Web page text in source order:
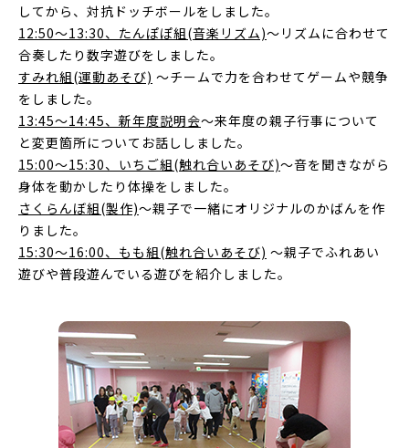
してから、対抗ドッチボールをしました。
12:50～13:30、たんぽぽ組(音楽リズム)～リズムに合わせて
合奏したり数字遊びをしました。
すみれ組(運動あそび) ～チームで力を合わせてゲームや競争
をしました。
13:45～14:45、新年度説明会～来年度の親子行事について
と変更箇所についてお話ししました。
15:00～15:30、いちご組(触れ合いあそび)～音を聞きながら
身体を動かしたり体操をしました。
さくらんぼ組(製作)～親子で一緒にオリジナルのかばんを作
りました。
15:30～16:00、もも組(触れ合いあそび) ～親子でふれあい
遊びや普段遊んでいる遊びを紹介しました。